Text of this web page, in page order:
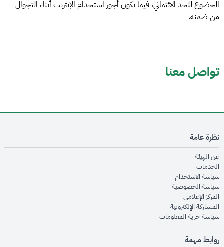
الخضوع للحد الائتماني، فيما تكون أجور استخدام الإنترنت أثناء التجوال
من ضمنه.
تواصل معنا
نظرة عامة
عن الهيئةopens in new window
الخدماتopens in new window
سياسة الاستخدام
سياسة الخصوصيةopens in new window
المركز الإعلاميopens in new window
المشاركة الإلكترونيةopens in new window
سياسة حرية المعلوماتopens in new window
روابط مهمة